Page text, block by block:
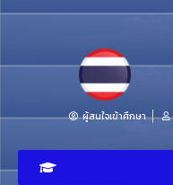
ผู้สนใจเข้าศึกษา